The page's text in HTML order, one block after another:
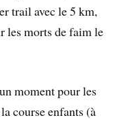
trail avec le 5 km,
les morts de faim le
moment pour les
course enfants (à